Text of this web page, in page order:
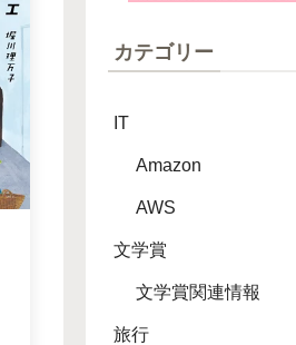
カテゴリー
IT
Amazon
AWS
文学賞
文学賞関連情報
旅行